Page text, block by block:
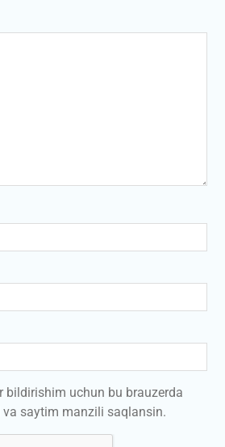
bildirishim uchun bu brauzerda
saytim manzili saqlansin.